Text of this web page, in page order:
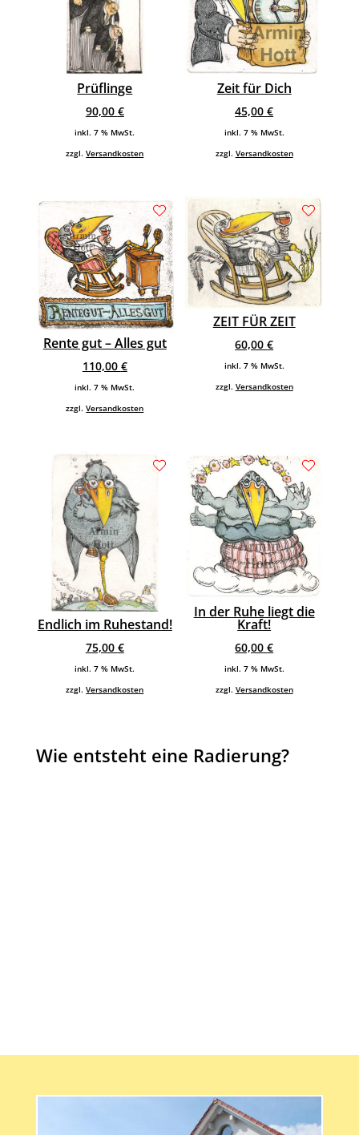
Prüflinge
90,00 €
inkl. 7 % MwSt.
zzgl.Versandkosten
Zeit für Dich
45,00€
inkl. 7 % MwSt.
zzgl. Versandkosten
Rente gut – Alles gut
110,00 €
inkl. 7 % MwSt.
zzgl.Versandkosten
ZEIT FÜR ZEIT
60,00€
inkl. 7 % MwSt.
zzgl. Versandkosten
Endlich im Ruhestand!
75,00 €
inkl. 7 % MwSt.
zzgl.Versandkosten
In der Ruhe liegt die
Kraft!
60,00€
inkl. 7 % MwSt.
zzgl. Versandkosten
Wie entsteht eine Radierung?